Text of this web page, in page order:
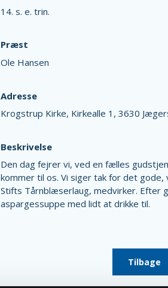
14. s. e. trin.
Præst
Ole Hansen
Adresse
Krogstrup Kirke, Kirkealle 1, 3630
Beskrivelse
Den dag fejrer vi, ved en fælles
kommer til os. Vi siger tak for det gode,
Stifts Tårnblæserlaug, medvirker. Efter
aspargessuppe med lidt at drikke til.
Tilbage